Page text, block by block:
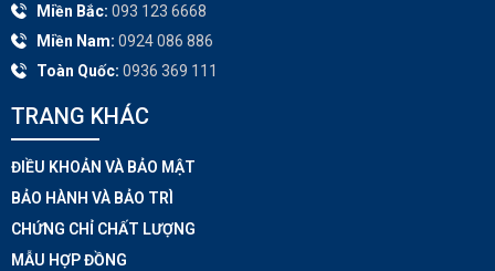
Miền Bắc: 093 123 6668
Miền Nam: 0924 086 886
Toàn Quốc: 0936 369 111
TRANG KHÁC​
ĐIỀU KHOẢN VÀ BẢO MẬT
BẢO HÀNH VÀ BẢO TRÌ
CHỨNG CHỈ CHẤT LƯỢNG
MẪU HỢP ĐỒNG